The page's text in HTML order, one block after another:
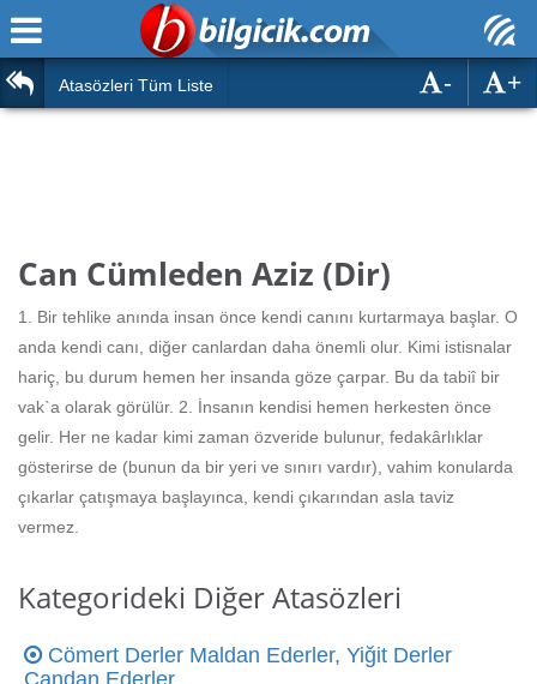
Ana Sayfa
Türk Tarihi & Kültürü
Eğitim
Diğer
Hesaplamalar
Duvar Yazıları
Oyun
Atasözleri Tüm Liste +
-
Can Cümleden Aziz (Dir)
1. Bir tehlike anında insan önce kendi canını kurtarmaya başlar. O
anda kendi canı, diğer canlardan daha önemli olur. Kimi istisnalar
hariç, bu durum hemen her insanda göze çarpar. Bu da tabiî bir
vak`a olarak görülür. 2. İnsanın kendisi hemen herkesten önce
gelir. Her ne kadar kimi zaman özveride bulunur, fedakârlıklar
gösterirse de (bunun da bir yeri ve sınırı vardır), vahim konularda
çıkarlar çatışmaya başlayınca, kendi çıkarından asla taviz
vermez.
Kategorideki Diğer Atasözleri
Cömert Derler Maldan Ederler, Yiğit Derler
Candan Ederler